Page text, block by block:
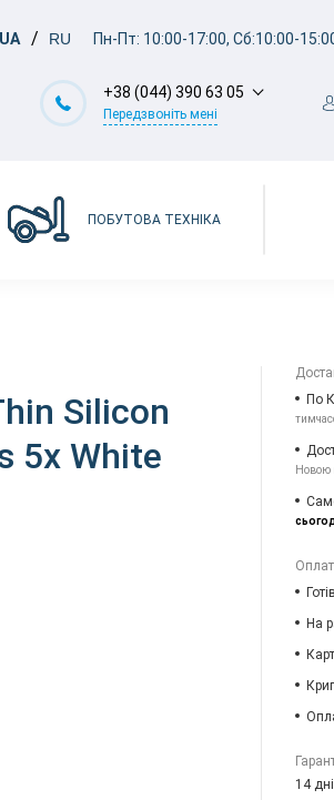
UA RU Пн-Пт: 10:00-17:00, Сб:10:00-
+38 (044) 390 63 05
Передзвоніть мені
ПОБУТОВА ТЕХНІКА
Silicon
5x White
По
Новою
На
14